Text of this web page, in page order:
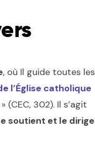
, où Il guide toutes les
l’Église catholique
(CEC, 302). Il s’agit
soutient et le dirige